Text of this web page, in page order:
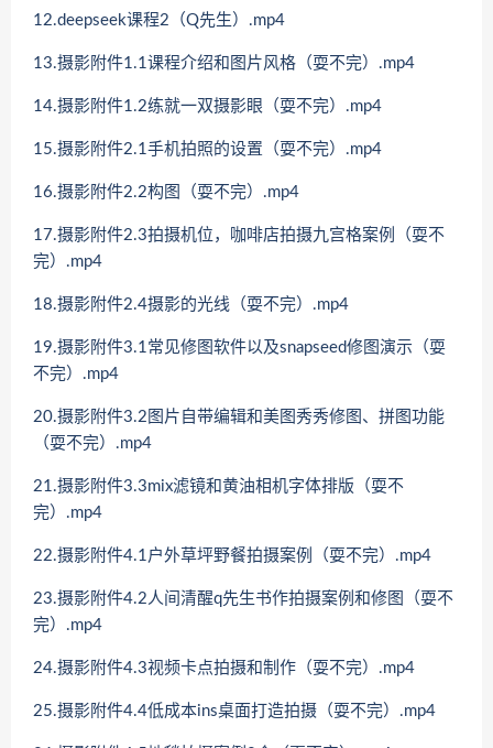
12.deepseek课程2（Q先生）.mp4
13.摄影附件1.1课程介绍和图片风格（耍不完）.mp4
14.摄影附件1.2练就一双摄影眼（耍不完）.mp4
15.摄影附件2.1手机拍照的设置（耍不完）.mp4
16.摄影附件2.2构图（耍不完）.mp4
17.摄影附件2.3拍摄机位，咖啡店拍摄九宫格案例（耍不
完）.mp4
18.摄影附件2.4摄影的光线（耍不完）.mp4
19.摄影附件3.1常见修图软件以及snapseed修图演示（耍
不完）.mp4
20.摄影附件3.2图片自带编辑和美图秀秀修图、拼图功能
（耍不完）.mp4
21.摄影附件3.3mix滤镜和黄油相机字体排版（耍不
完）.mp4
22.摄影附件4.1户外草坪野餐拍摄案例（耍不完）.mp4
23.摄影附件4.2人间清醒q先生书作拍摄案例和修图（耍不
完）.mp4
24.摄影附件4.3视频卡点拍摄和制作（耍不完）.mp4
25.摄影附件4.4低成本ins桌面打造拍摄（耍不完）.mp4